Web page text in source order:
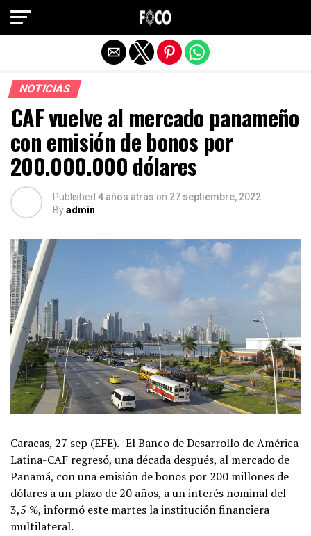
NOTICIAS
CAF vuelve al mercado panameño
con emisión de bonos por
200.000.000 dólares
Published 4 años atrás on 27 septiembre, 2022
Byadmin
Caracas, 27 sep (EFE).- El Banco de Desarrollo de América
Latina-CAF regresó, una década después, al mercado de
Panamá, con una emisión de bonos por 200 millones de
dólares a un plazo de 20 años, a un interés nominal del
3,5 %, informó este martes la institución financiera
multilateral.
Salir de la versión móvil